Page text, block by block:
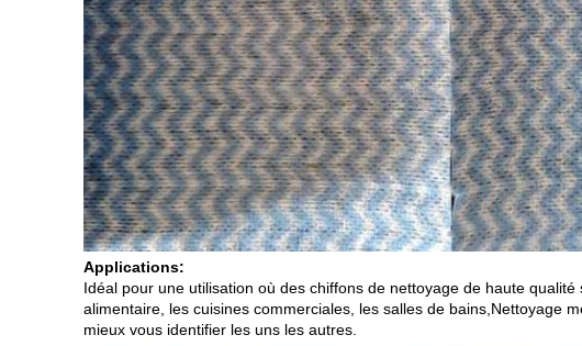
Applications:
Idéal pour une utilisation où des chiffons de nettoyage de haute
alimentaire, les cuisines commerciales, les salles de bains,Nettoyage
mieux vous identifier les uns les autres.